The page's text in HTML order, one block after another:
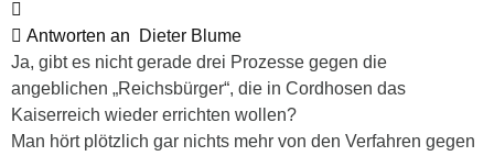
Antworten an
Dieter Blume
Ja, gibt es nicht gerade drei Prozesse gegen die
angeblichen „Reichsbürger“, die in Cordhosen das
Kaiserreich wieder errichten wollen?
Man hört plötzlich gar nichts mehr von den Verfahren gegen